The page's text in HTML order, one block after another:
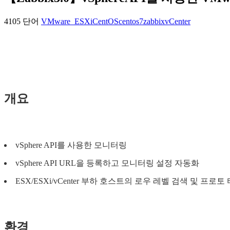
4105 단어 VMware_ESXiCentOScentos7zabbixvCenter
개요
vSphere API를 사용한 모니터링
vSphere API URL을 등록하고 모니터링 설정 자동화
ESX/ESXi/vCenter 부하 호스트의 로우 레벨 검색 및 프로토
환경